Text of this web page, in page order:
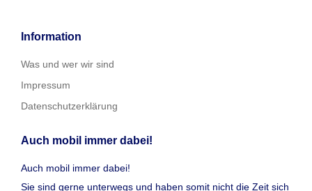
Information
Was und wer wir sind
Impressum
Datenschutzerklärung
Auch mobil immer dabei!
Auch mobil immer dabei!
Sie sind gerne unterwegs und haben somit nicht die Zeit sich